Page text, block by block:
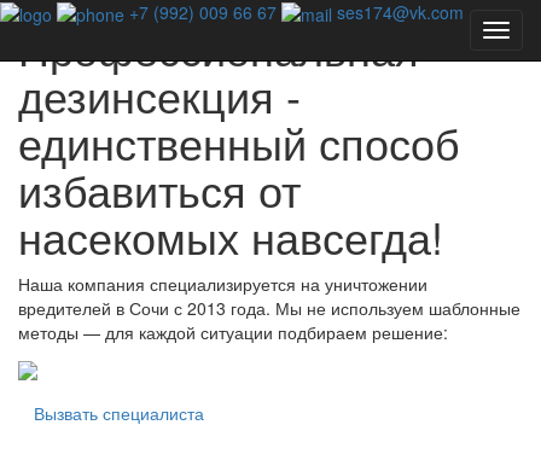
+7 (992) 009 66 67 ses174@vk.com
Профессиональная
дезинсекция -
единственный способ
избавиться от
насекомых навсегда!
Наша компания специализируется на уничтожении
вредителей в Сочи с 2013 года. Мы не используем шаблонные
методы — для каждой ситуации подбираем решение:
Вызвать специалиста